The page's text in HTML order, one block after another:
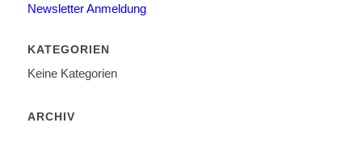
Newsletter Anmeldung
KATEGORIEN
Keine Kategorien
ARCHIV